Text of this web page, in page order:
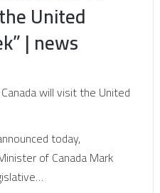
United
| news
today,
of Canada Mark